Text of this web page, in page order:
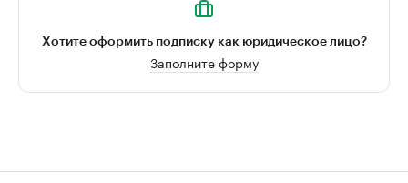
Хотите оформить подписку как юридическое лицо?
Заполните форму